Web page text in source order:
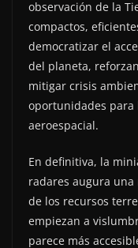
observación de la
compactos,
democratizar el
del planeta,
mitigar crisis
oportunidades para
aeroespacial.
En definitiva, la
radares augura una
de los recursos
empiezan a
parece más